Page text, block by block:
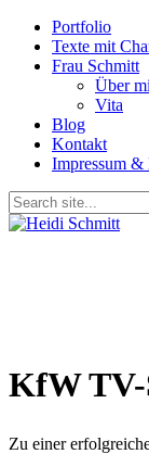
Portfolio
Texte mit
Frau Schmitt
Über
Vita
Blog
Kontakt
Impressum &
KfW
Zu einer